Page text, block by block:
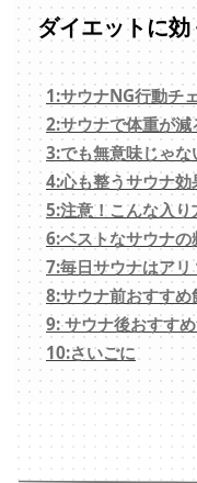
ダイエットに
1:サウナNG行動チ
2:サウナで体重が減
3:でも無意味じゃな
4:心も整うサウナ効
5:注意！こんな入り
6:ベストなサウナの
7:毎日サウナはアリ
8:サウナ前おすすめ
9: サウナ後おすす
10:さいごに